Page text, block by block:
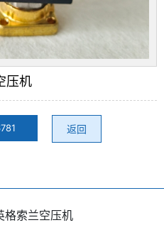
压机
返回
格索兰空压机